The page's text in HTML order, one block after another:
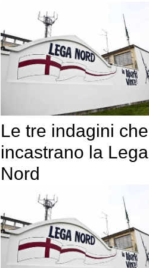
Le tre indagini che
incastrano la Lega
Nord